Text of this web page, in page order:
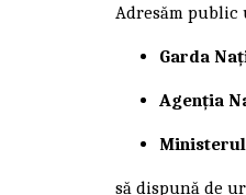
Adresăm public
Garda
Agenția
să dispună de